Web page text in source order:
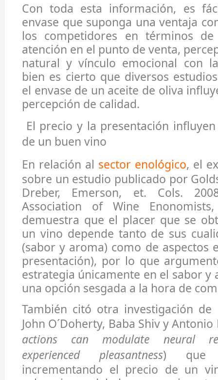
Con toda esta información, es
envase que suponga una ventaja
los competidores en términos
atención en el punto de venta,
natural y vínculo emocional con
bien es cierto que diversos
el envase de un aceite de oliva
percepción de calidad.
El precio y la presentación
de un buen vino
En relación al sector enológico, el
sobre un estudio publicado por
Dreber, Emerson, et. Cols.
Association of Wine
demuestra que el placer que se
un vino depende tanto de sus
(sabor y aroma) como de aspectos
presentación), por lo que
estrategia únicamente en el sabor y
una opción sesgada a la hora de
También citó otra investigación de
John O´Doherty, Baba Shiv y Antonio
actions can modulate neural
experienced pleasantness) que
incrementando el precio de un